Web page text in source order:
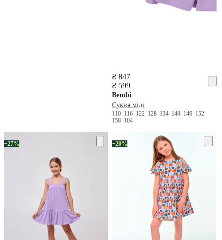
₴ 847
₴ 599
Bembi
Сукня міді
110 116 122 128 134 140 146 152
158 104
−27% −20%